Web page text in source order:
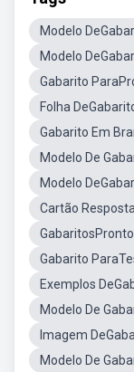
Modelo
Modelo
Gabarito
Folha
Gabarito Em
Modelo De
Modelo
Cartão
Gabarito
Exemplos
Modelo De
Imagem
Modelo De